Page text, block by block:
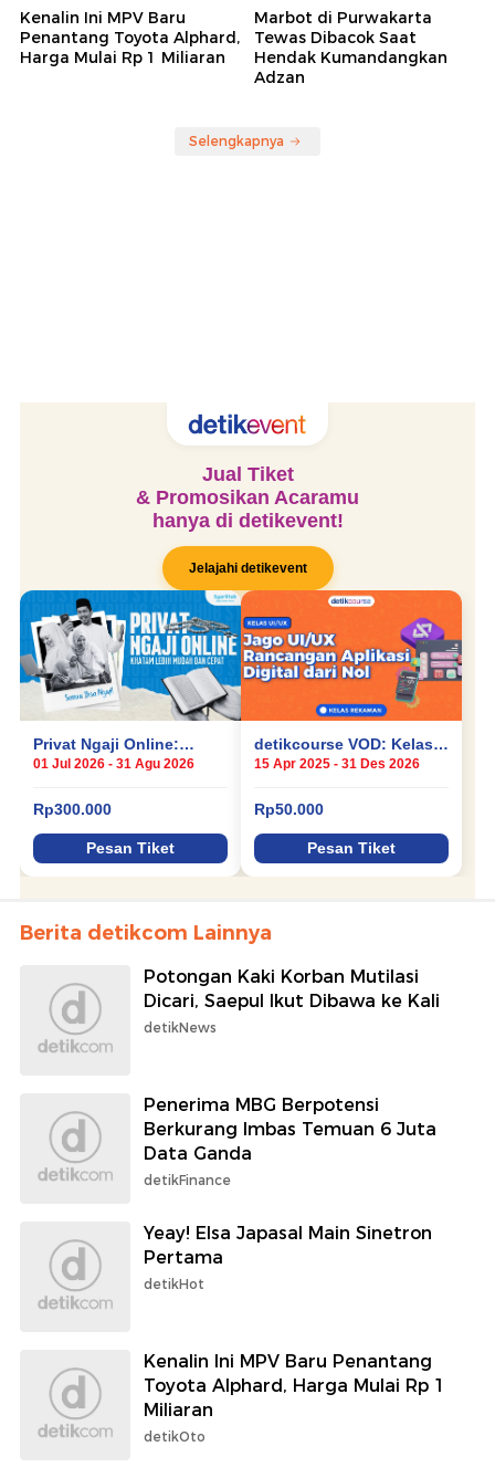
Kenalin Ini MPV Baru
Penantang Toyota Alphard,
Harga Mulai Rp 1 Miliaran
Marbot di Purwakarta
Tewas Dibacok Saat
Hendak Kumandangkan
Adzan
Selengkapnya
Berita detikcom Lainnya
Potongan Kaki Korban Mutilasi
Dicari, Saepul Ikut Dibawa ke Kali
detikNews
Penerima MBG Berpotensi
Berkurang Imbas Temuan 6 Juta
Data Ganda
detikFinance
Yeay! Elsa Japasal Main Sinetron
Pertama
detikHot
Kenalin Ini MPV Baru Penantang
Toyota Alphard, Harga Mulai Rp 1
Miliaran
detikOto